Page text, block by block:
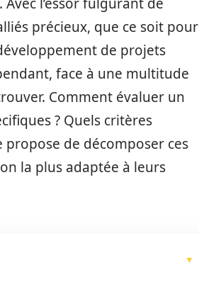
précieux, que ce soit pour
de projets
face à une multitude
Comment évaluer un
? Quels critères
de décomposer ces
la plus adaptée à leurs